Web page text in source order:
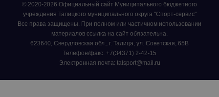
© 2020-2026 Официальный сайт Муниципального бюджетного
учреждения Талицкого муниципального округа "Спорт-сервис"
Все права защищены. При полном или частичном использовании
материалов ссылка на сайт обязательна.
623640, Свердловская обл., г. Талица, ул. Советская, 65В
Телефон/факс: +7(34371) 2-42-15
Электронная почта: talsport@mail.ru